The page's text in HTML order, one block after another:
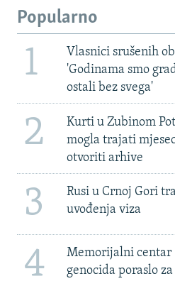
Popularno
1
Vlasnici srušenih
'Godinama smo
ostali bez svega'
2
Kurti u Zubinom
mogla trajati
otvoriti arhive
3
Rusi u Crnoj Gori
uvođenja viza
4
Memorijalni centar
genocida poraslo